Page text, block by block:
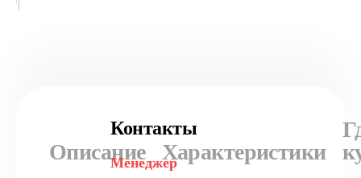
Описание Характеристики
Контакты
Менеджер